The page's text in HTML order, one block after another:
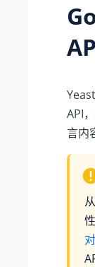
API
言内
从